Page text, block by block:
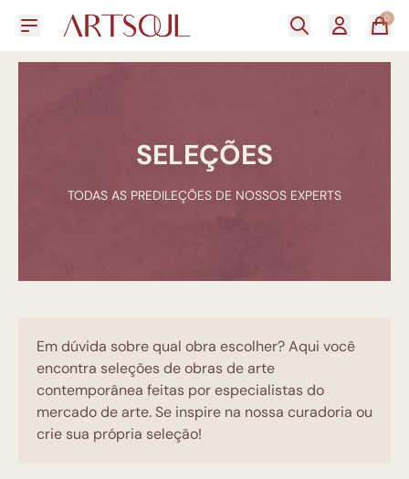
0
SELEÇÕES
TODAS AS PREDILEÇÕES DE NOSSOS EXPERTS
Em dúvida sobre qual obra escolher? Aqui você
encontra seleções de obras de arte
contemporânea feitas por especialistas do
mercado de arte. Se inspire na nossa curadoria ou
crie sua própria seleção!